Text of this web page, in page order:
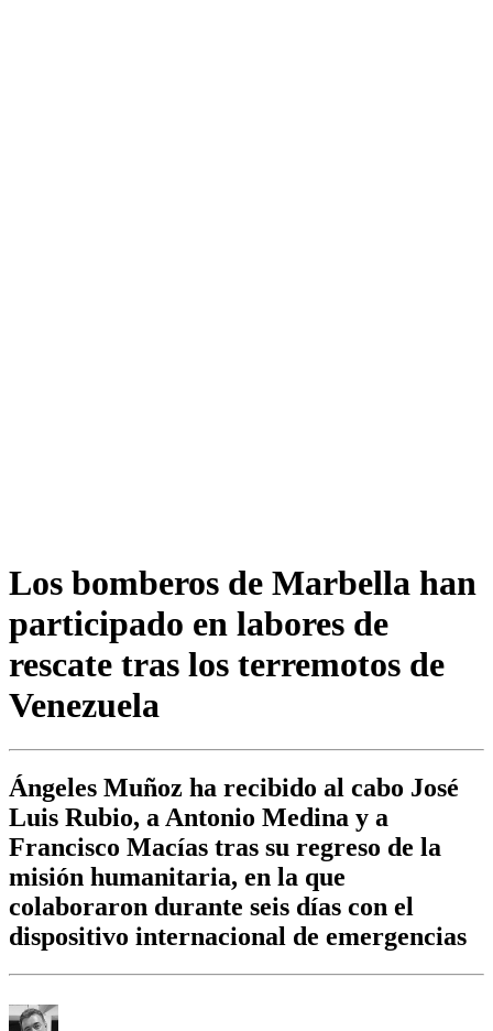
Los bomberos de Marbella han
participado en labores de
rescate tras los terremotos de
Venezuela
Ángeles Muñoz ha recibido al cabo José
Luis Rubio, a Antonio Medina y a
Francisco Macías tras su regreso de la
misión humanitaria, en la que
colaboraron durante seis días con el
dispositivo internacional de emergencias